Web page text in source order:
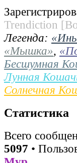
Trendiction
Легенда:
«Мышка»,
Бесшумная
Лунная
Солнечная
Статистика
Всего
5097 •